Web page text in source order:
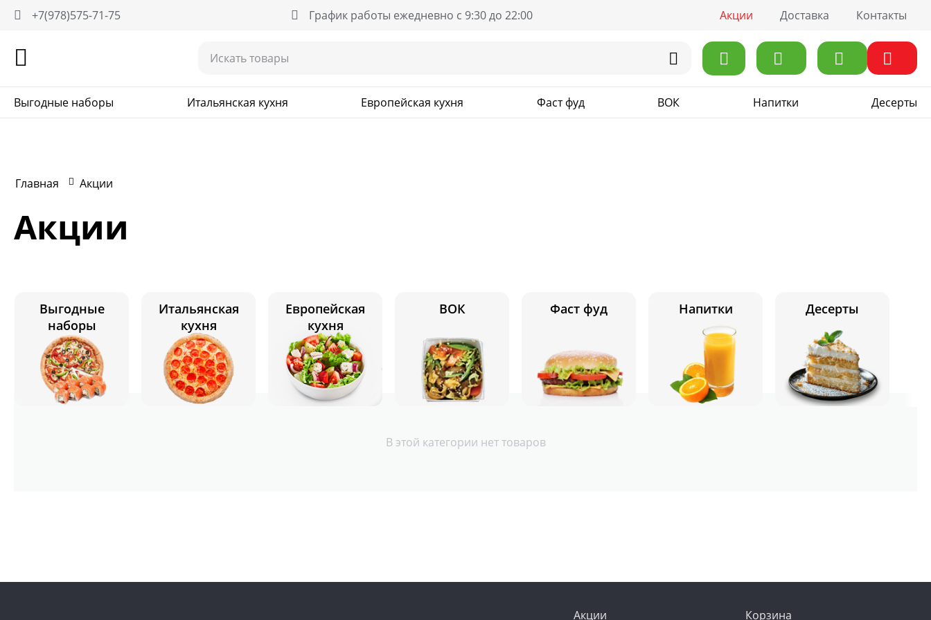
+7(978)575-71-75 График работы ежедневно с 9:30 до 22:00 Акции Доставка Контакты
Выгодные наборы Итальянская кухня Европейская кухня Фаст фуд ВОК Напитки Десерты
Главная Акции
Акции
Выгодные
наборы
Итальянская
кухня
Европейская
кухня
ВОК Фаст фуд Напитки Десерты
В этой категории нет товаров
Акции Корзина